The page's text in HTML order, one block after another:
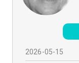
2026-05-15